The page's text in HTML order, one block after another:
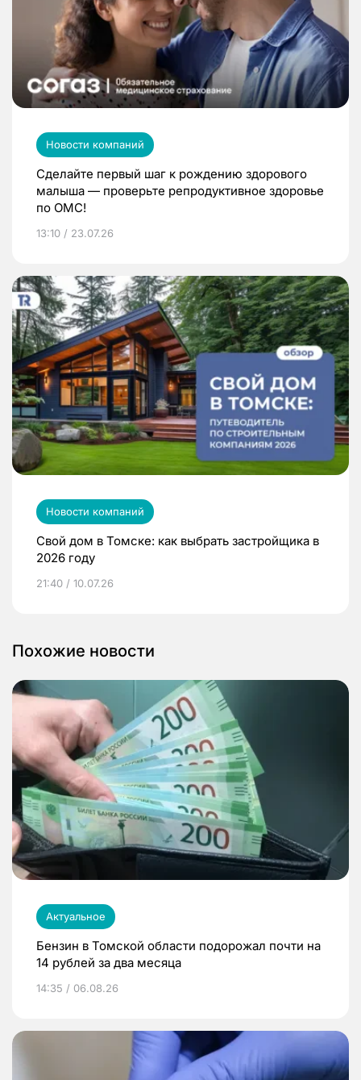
Новости компаний
Сделайте первый шаг к рождению здорового
малыша — проверьте репродуктивное здоровье
по ОМС!
13:10 / 23.07.26
Новости компаний
Свой дом в Томске: как выбрать застройщика в
2026 году
21:40 / 10.07.26
Похожие новости
Актуальное
Бензин в Томской области подорожал почти на
14 рублей за два месяца
14:35 / 06.08.26